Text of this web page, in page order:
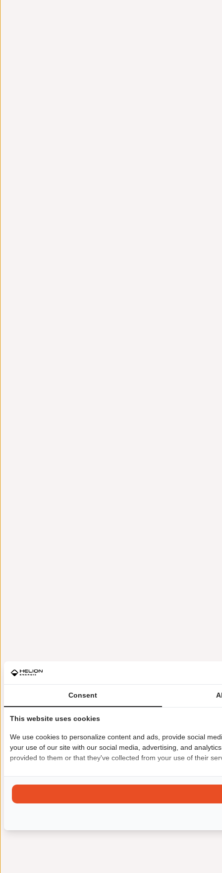
Consent
This website uses cookies
We use cookies to personalize content and ads, provide social
your use of our site with our social media, advertising, and
provided to them or that they've collected from your use of their